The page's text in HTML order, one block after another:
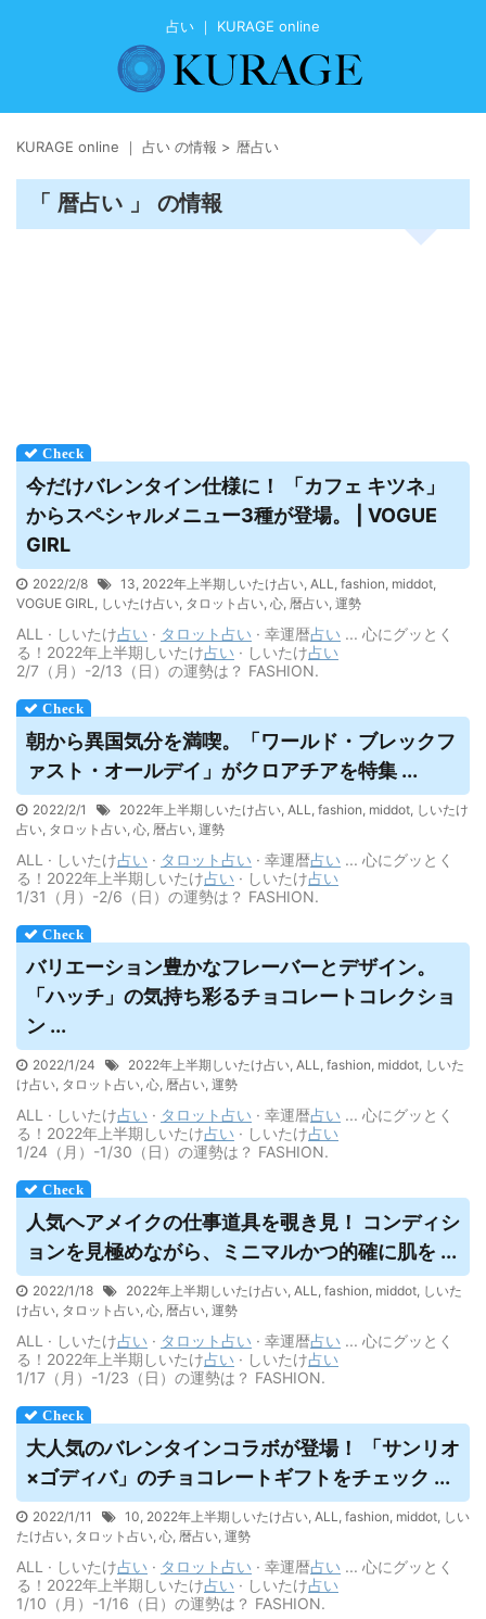
占い ｜ KURAGE online
KURAGE online ｜ 占い の情報 > 暦占い
「 暦占い 」 の情報
今だけバレンタイン仕様に！ 「カフェ キツネ」
からスペシャルメニュー3種が登場。 | VOGUE
GIRL
2022/2/8 13, 2022年上半期しいたけ占い, ALL, fashion, middot,
VOGUE GIRL, しいたけ占い, タロット占い, 心, 暦占い, 運勢
ALL · しいたけ占い · タロット占い · 幸運暦占い ... 心にグッとく
る！2022年上半期しいたけ占い · しいたけ占い
2/7（月）-2/13（日）の運勢は？ FASHION.
朝から異国気分を満喫。「ワールド・ブレックフ
ァスト・オールデイ」がクロアチアを特集 ...
2022/2/1 2022年上半期しいたけ占い, ALL, fashion, middot, しいたけ
占い, タロット占い, 心, 暦占い, 運勢
ALL · しいたけ占い · タロット占い · 幸運暦占い ... 心にグッとく
る！2022年上半期しいたけ占い · しいたけ占い
1/31（月）-2/6（日）の運勢は？ FASHION.
バリエーション豊かなフレーバーとデザイン。
「ハッチ」の気持ち彩るチョコレートコレクショ
ン ...
2022/1/24 2022年上半期しいたけ占い, ALL, fashion, middot, しいた
け占い, タロット占い, 心, 暦占い, 運勢
ALL · しいたけ占い · タロット占い · 幸運暦占い ... 心にグッとく
る！2022年上半期しいたけ占い · しいたけ占い
1/24（月）-1/30（日）の運勢は？ FASHION.
人気ヘアメイクの仕事道具を覗き見！ コンディシ
ョンを見極めながら、ミニマルかつ的確に肌を ...
2022/1/18 2022年上半期しいたけ占い, ALL, fashion, middot, しいた
け占い, タロット占い, 心, 暦占い, 運勢
ALL · しいたけ占い · タロット占い · 幸運暦占い ... 心にグッとく
る！2022年上半期しいたけ占い · しいたけ占い
1/17（月）-1/23（日）の運勢は？ FASHION.
大人気のバレンタインコラボが登場！ 「サンリオ
×ゴディバ」のチョコレートギフトをチェック ...
2022/1/11 10, 2022年上半期しいたけ占い, ALL, fashion, middot, しい
たけ占い, タロット占い, 心, 暦占い, 運勢
ALL · しいたけ占い · タロット占い · 幸運暦占い ... 心にグッとく
る！2022年上半期しいたけ占い · しいたけ占い
1/10（月）-1/16（日）の運勢は？ FASHION.